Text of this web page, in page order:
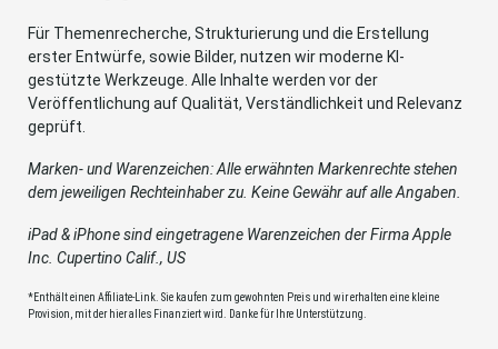
Für Themenrecherche, Strukturierung und die Erstellung
erster Entwürfe, sowie Bilder, nutzen wir moderne KI-
gestützte Werkzeuge. Alle Inhalte werden vor der
Veröffentlichung auf Qualität, Verständlichkeit und Relevanz
geprüft.
Marken- und Warenzeichen: Alle erwähnten Markenrechte stehen
dem jeweiligen Rechteinhaber zu. Keine Gewähr auf alle Angaben.
iPad & iPhone sind eingetragene Warenzeichen der Firma Apple
Inc. Cupertino Calif., US
*Enthält einen Affiliate-Link. Sie kaufen zum gewohnten Preis und wir erhalten eine kleine
Provision, mit der hier alles Finanziert wird. Danke für Ihre Unterstützung.